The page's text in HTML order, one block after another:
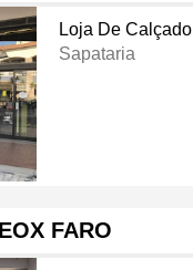
Loja De Calçado
Sapataria
FARO